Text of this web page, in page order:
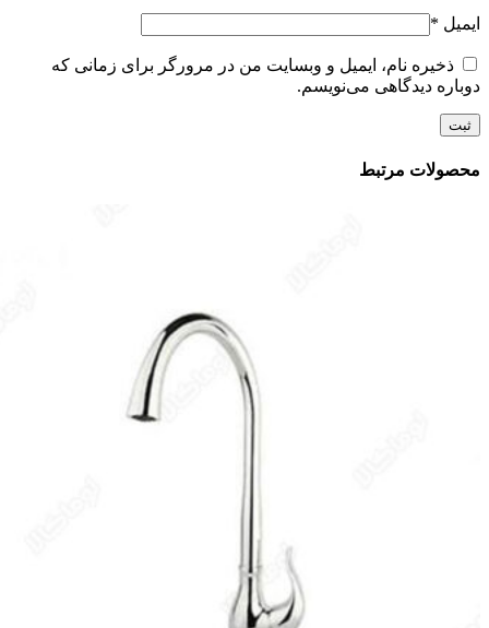
ایمیل *
ذخیره نام، ایمیل و وبسایت من در مرورگر برای زمانی که
دوباره دیدگاهی می‌نویسم.
محصولات مرتبط